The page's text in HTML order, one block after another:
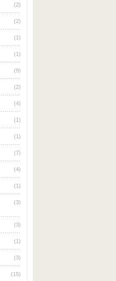
(2)
(2)
(1)
(1)
(9)
(2)
(4)
(1)
(1)
(7)
(4)
(1)
(3)
(3)
(1)
(3)
(15)